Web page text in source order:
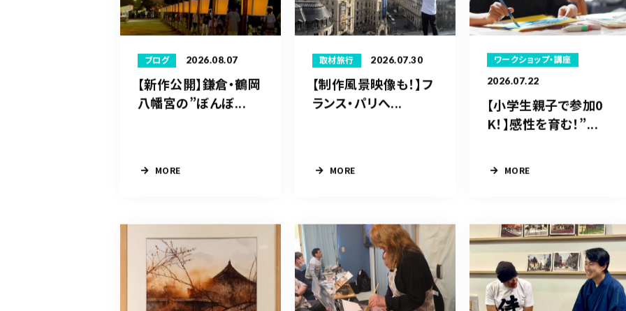
ブログ 2026.08.07
【新作公開】鎌倉・鶴岡
八幡宮の”ぼんぼ...
MORE
取材旅行 2026.07.30
【制作風景映像も！】フ
ランス・パリへ...
MORE
ワークショップ・講座
2026.07.22
【小学生親子で参加0
K！】感性を育む！”...
MORE